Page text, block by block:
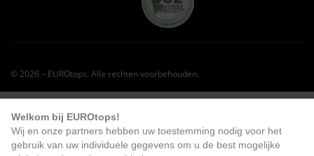
© 2026 – EUROtops. Alle rechten voorbehouden.
NIEUW
Welkom bij EUROtops!
Wij en onze partners hebben uw toestemming nodig voor het
gebruik van uw individuele gegevens om u de best mogelijke